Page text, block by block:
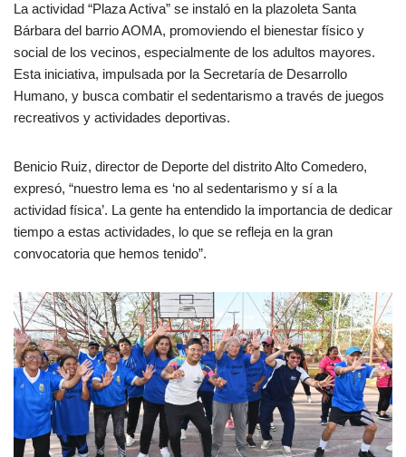
La actividad “Plaza Activa” se instaló en la plazoleta Santa
Bárbara del barrio AOMA, promoviendo el bienestar físico y
social de los vecinos, especialmente de los adultos mayores.
Esta iniciativa, impulsada por la Secretaría de Desarrollo
Humano, y busca combatir el sedentarismo a través de juegos
recreativos y actividades deportivas.
Benicio Ruiz, director de Deporte del distrito Alto Comedero,
expresó, “nuestro lema es ‘no al sedentarismo y sí a la
actividad física’. La gente ha entendido la importancia de dedicar
tiempo a estas actividades, lo que se refleja en la gran
convocatoria que hemos tenido”.